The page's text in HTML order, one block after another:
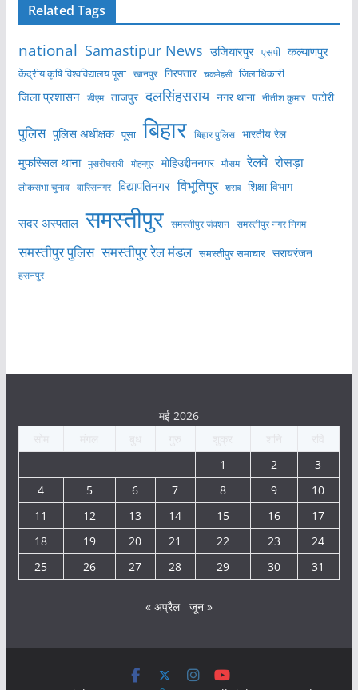
Related Tags
national Samastipur News उजियारपुर एसपी कल्याणपुर
केंद्रीय कृषि विश्वविद्यालय पूसा खानपुर गिरफ्तार चकमेहसी जिलाधिकारी
जिला प्रशासन डीएम ताजपुर दलसिंहसराय नगर थाना नीतीश कुमार पटोरी
पुलिस पुलिस अधीक्षक पूसा बिहार बिहार पुलिस भारतीय रेल
मुफस्सिल थाना मुसरीघरारी मोहनपुर मोहिउद्दीननगर मौसम रेलवे रोसड़ा
लोकसभा चुनाव वारिसनगर विद्यापतिनगर विभूतिपुर शराब शिक्षा विभाग
सदर अस्पताल समस्तीपुर समस्तीपुर जंक्शन समस्तीपुर नगर निगम
समस्तीपुर पुलिस समस्तीपुर रेल मंडल समस्तीपुर समाचार सरायरंजन
हसनपुर
मई 2026
1
2
3
4
5 6 7 8 9
10
11
12 13 14 15 16
17
18
19 20 21 22 23
24
25
26 27 28 29 30 31
« अप्रैल जून »